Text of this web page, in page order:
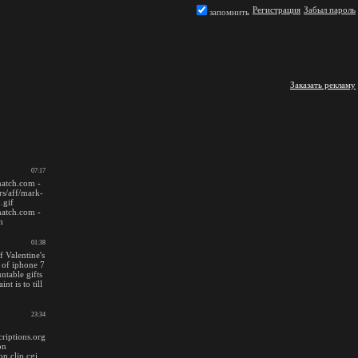
запомнить Регистрация Забыл пароль
Заказать рекламу